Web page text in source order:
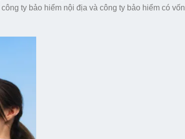
ty bảo hiểm nội địa và công ty bảo hiểm có vốn